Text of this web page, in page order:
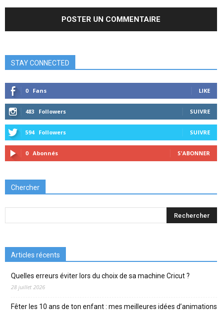
STAY CONNECTED
0 Fans LIKE
483 Followers SUIVRE
594 Followers SUIVRE
0 Abonnés S'ABONNER
Chercher
Articles récents
Quelles erreurs éviter lors du choix de sa machine Cricut ?
28 juillet 2026
Fêter les 10 ans de ton enfant : mes meilleures idées d’animations